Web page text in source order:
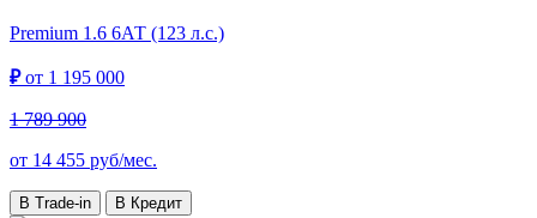
Premium 1.6 6АТ (123 л.с.)
₽от 1 195 000
1 789 900
от 14 455 руб/мес.
В Trade-in В Кредит